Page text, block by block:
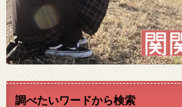
調べたいワードから検索